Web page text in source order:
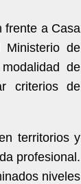
frente a Casa
Ministerio de
de
criterios de
territorios y
profesional.
niveles